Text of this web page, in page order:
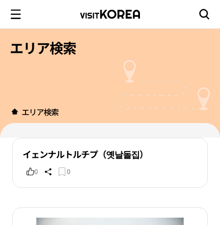
エリア検索
エリア検索
イェンナルトルチプ（옛날돌집）
0 0